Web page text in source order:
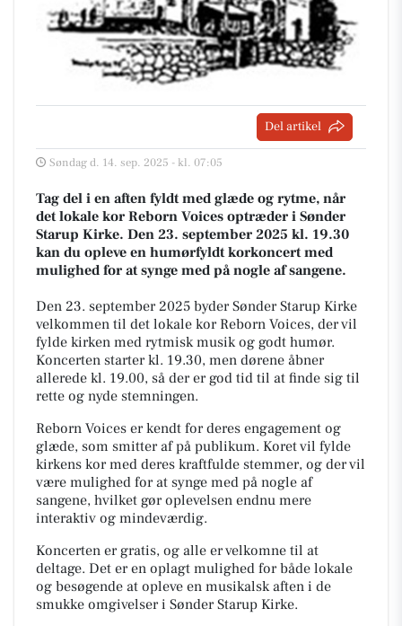
Del artikel
Søndag d. 14. sep. 2025 - kl. 07:05
Tag del i en aften fyldt med glæde og rytme, når
det lokale kor Reborn Voices optræder i Sønder
Starup Kirke. Den 23. september 2025 kl. 19.30
kan du opleve en humørfyldt korkoncert med
mulighed for at synge med på nogle af sangene.
Den 23. september 2025 byder Sønder Starup Kirke
velkommen til det lokale kor Reborn Voices, der vil
fylde kirken med rytmisk musik og godt humør.
Koncerten starter kl. 19.30, men dørene åbner
allerede kl. 19.00, så der er god tid til at finde sig til
rette og nyde stemningen.
Reborn Voices er kendt for deres engagement og
glæde, som smitter af på publikum. Koret vil fylde
kirkens kor med deres kraftfulde stemmer, og der vil
være mulighed for at synge med på nogle af
sangene, hvilket gør oplevelsen endnu mere
interaktiv og mindeværdig.
Koncerten er gratis, og alle er velkomne til at
deltage. Det er en oplagt mulighed for både lokale
og besøgende at opleve en musikalsk aften i de
smukke omgivelser i Sønder Starup Kirke.